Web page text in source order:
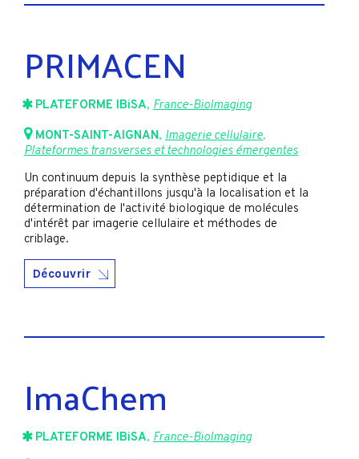
PRIMACEN
PLATEFORME IBiSA, France-BioImaging
MONT-SAINT-AIGNAN, Imagerie cellulaire,
Plateformes transverses et technologies émergentes
Un continuum depuis la synthèse peptidique et la
préparation d'échantillons jusqu'à la localisation et la
détermination de l'activité biologique de molécules
d'intérêt par imagerie cellulaire et méthodes de
criblage.
Découvrir
ImaChem
PLATEFORME IBiSA, France-BioImaging